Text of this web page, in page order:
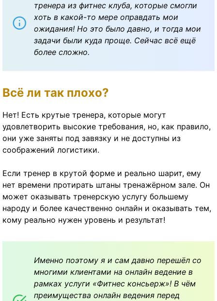
тренера из фитнес клуба, которые смогли
хоть в какой-то мере оправдать мои
ожидания! Но это было давно, и тогда мои
задачи были куда проще. Сейчас всё ещё
более сложно.
Всё ли так плохо?
Нет! Есть крутые тренера, которые могут
удовлетворить высокие требования, но, как правило,
они уже заняты под завязку и не доступны из
соображений логистики.
Если тренер в крутой форме и реально шарит, ему
нет времени протирать штаны тренажёрном зале. Он
может оказывать тренерскую услугу большему
народу и более качественно онлайн и оказывать тем,
кому реально нужен уровень и результат!
Именно поэтому я и сам давно перешёл со
многими клиентами на онлайн ведение в
рамках услуги «Фитнес консьерж»! В чём
преимущества онлайн ведения перед